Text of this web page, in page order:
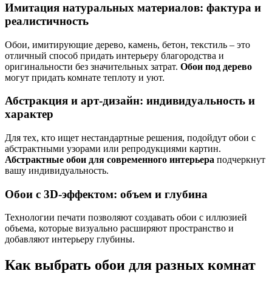
Имитация натуральных материалов: фактура и
реалистичность
Обои, имитирующие дерево, камень, бетон, текстиль – это
отличный способ придать интерьеру благородства и
оригинальности без значительных затрат. Обои под дерево
могут придать комнате теплоту и уют.
Абстракция и арт-дизайн: индивидуальность и
характер
Для тех, кто ищет нестандартные решения, подойдут обои с
абстрактными узорами или репродукциями картин.
Абстрактные обои для современного интерьера подчеркнут
вашу индивидуальность.
Обои с 3D-эффектом: объем и глубина
Технологии печати позволяют создавать обои с иллюзией
объема, которые визуально расширяют пространство и
добавляют интерьеру глубины.
Как выбрать обои для разных комнат